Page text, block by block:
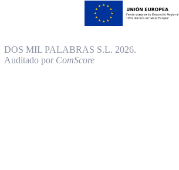
DOS MIL PALABRAS S.L. 2026.
Auditado por ComScore